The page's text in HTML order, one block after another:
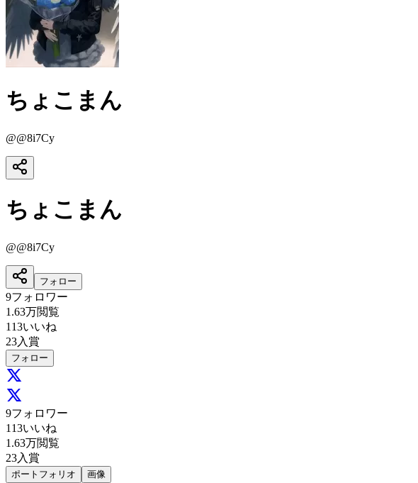
ちょこまん
@@8i7Cy
ちょこまん
@@8i7Cy
フォロー
9フォロワー
1.63万閲覧
113いいね
23入賞
フォロー
9フォロワー
113いいね
1.63万閲覧
23入賞
ポートフォリオ 画像